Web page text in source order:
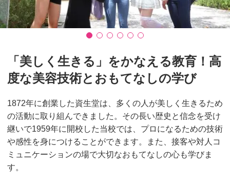
「美しく生きる」をかなえる教育！高
度な美容技術とおもてなしの学び
1872年に創業した資生堂は、多くの人が美しく生きるため
の活動に取り組んできました。その長い歴史と信念を受け
継いで1959年に開校した当校では、プロになるための技術
や感性を身につけることができます。また、接客や対人コ
ミュニケーションの場で大切なおもてなしの心も学びま
す。